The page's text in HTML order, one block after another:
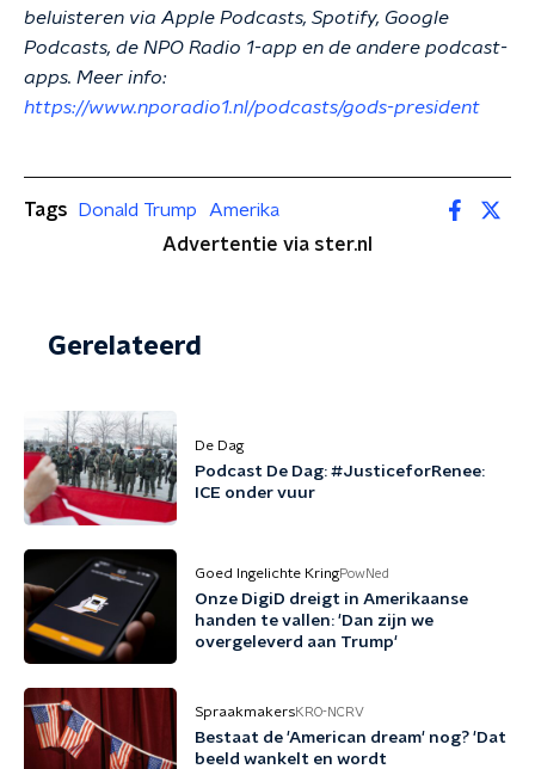
beluisteren via Apple Podcasts, Spotify, Google
Podcasts, de NPO Radio 1-app en de andere podcast-
apps. Meer info:
https://www.nporadio1.nl/podcasts/gods-president
Tags Donald Trump
Amerika
Advertentie via ster.nl
Gerelateerd
De Dag
Podcast De Dag: #JusticeforRenee:
ICE onder vuur
Goed Ingelichte KringPowNed
Onze DigiD dreigt in Amerikaanse
handen te vallen: 'Dan zijn we
overgeleverd aan Trump'
SpraakmakersKRO-NCRV
Bestaat de 'American dream' nog? 'Dat
beeld wankelt en wordt